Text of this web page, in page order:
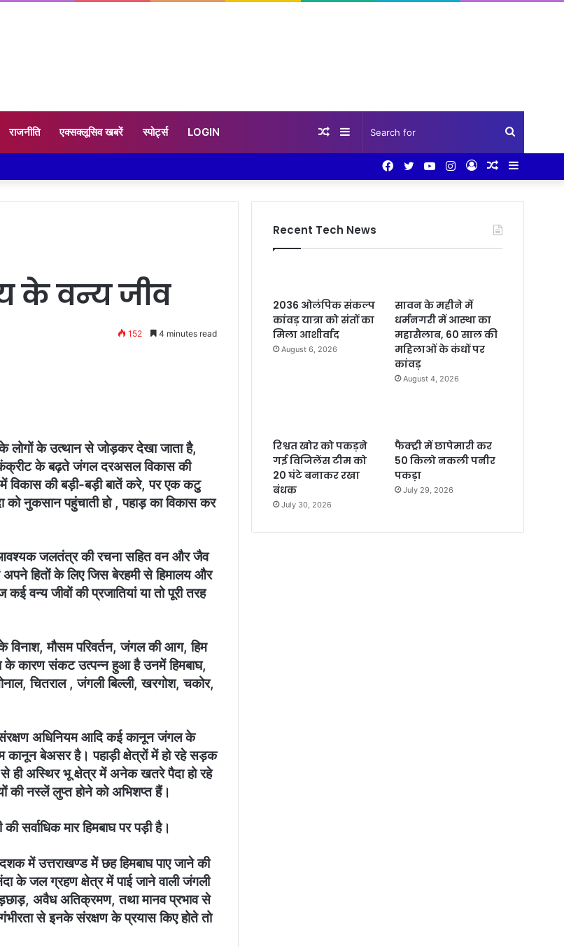
राजनीति एक्सक्लूसिव खबरें स्पोर्ट्स LOGIN Search
for
Sidebar
Random
Sidebar
Random
Log
Instagram
YouTube
Twitter
Facebook
के वन्य जीव
152 4 minutes read
लोगों के उत्थान से जोड़कर देखा जाता है,
कंक्रीट के बढ़ते जंगल दरअसल विकास की
विकास की बड़ी-बड़ी बातें करे, पर एक कटु
को नुकसान पहुंचाती हो , पहाड़ का विकास कर
जलतंत्र की रचना सहित वन और जैव
हितों के लिए जिस बेरहमी से हिमालय और
जीवों की प्रजातियां या तो पूरी तरह
विनाश, मौसम परिवर्तन, जंगल की आग, हिम
के कारण संकट उत्पन्न हुआ है उनमें हिमबाघ,
चितराल , जंगली बिल्ली, खरगोश, चकोर,
संरक्षण अधिनियम आदि कई कानून जंगल के
कानून बेअसर है। पहाड़ी क्षेत्रों में हो रहे सड़क
से ही अस्थिर भू क्षेत्र में अनेक खतरे पैदा हो रहे
की नस्लें लुप्त होने को अभिशप्त हैं।
सर्वाधिक मार हिमबाघ पर पड़ी है।
में उत्तराखण्ड मेें छह हिमबाघ पाए जाने की
के जल ग्रहण क्षेत्र में पाई जाने वाली जंगली
अवैध अतिक्रमण, तथा मानव प्रभाव से
से इनके संरक्षण के प्रयास किए होते तो
Recent Tech News
2036 ओलंपिक संकल्प
कांवड़ यात्रा को संतों का
मिला आशीर्वाद
August 6, 2026
सावन के महीने में
धर्मनगरी में आस्था का
महासैलाब, 60 साल की
महिलाओं के कंधों पर
कांवड़
August 4, 2026
रिश्वत खोर को पकड़ने
गई विजिलेंस टीम को
20 घंटे बनाकर रखा
बंधक
July 30, 2026
फैक्ट्री में छापेमारी कर
50 किलो नकली पनीर
पकड़ा
July 29, 2026